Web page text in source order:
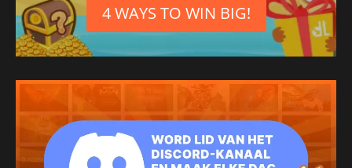
4 WAYS TO WIN BIG!